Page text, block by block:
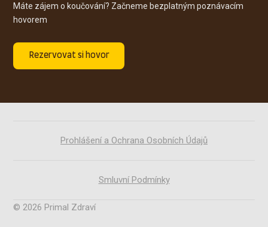
Máte zájem o koučování? Začneme bezplatným poznávacím
hovorem
Rezervovat si hovor
Prohlášení a Ochrana Osobních Údajů
Smluvní Podmínky
© 2026 Primal Zdraví